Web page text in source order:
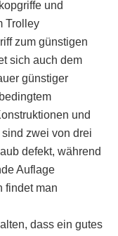
und
Trolley
zum günstigen
sich auch dem
günstiger
und
zwei von drei
defekt, während
Auflage
findet man
dass ein gutes